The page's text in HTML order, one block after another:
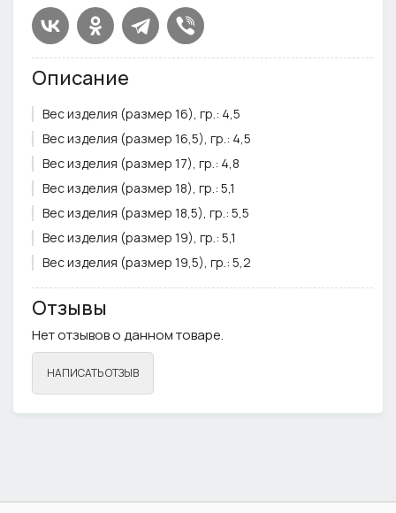
Описание
Вес изделия (размер 16), гр.: 4,5
Вес изделия (размер 16,5), гр.: 4,5
Вес изделия (размер 17), гр.: 4,8
Вес изделия (размер 18), гр.: 5,1
Вес изделия (размер 18,5), гр.: 5,5
Вес изделия (размер 19), гр.: 5,1
Вес изделия (размер 19,5), гр.: 5,2
Вес изделия (размер 20), гр.: 5,6
Вес изделия (размер 20,5), гр.:
Вес изделия (размер 21,5), гр.:
Уценка:да
Отзывы
Нет отзывов о данном товаре.
НАПИСАТЬ ОТЗЫВ